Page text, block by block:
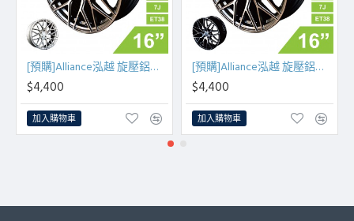
[預購]Alliance泓越 旋壓鋁圈輪框 AL792 16吋 4孔100/7J/ET38(古銅金/銀車面)
$4,400
加入購物車
[預購]Alliance泓越 旋壓鋁圈輪框 AL792 16吋 5孔108/112/7J/ET38(古銅金/黑底亮面)
$4,400
加入購物車